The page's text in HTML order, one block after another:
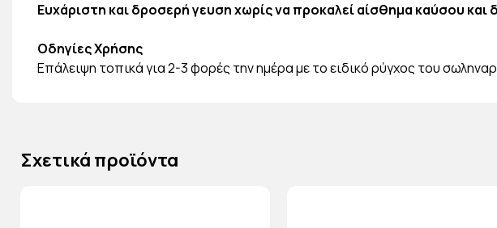
Ευχάριστη και δροσερή γευση χωρίς να προκαλεί αίσθημα καύσου και
Οδηγίες Χρήσης
Επάλειψη τοπικά για 2-3 φορές την ημέρα με το ειδικό ρύγχος του
Σχετικά προϊόντα